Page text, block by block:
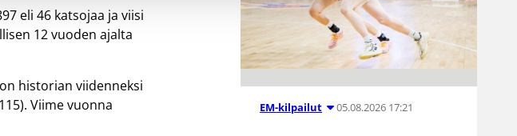
eli 46 katsojaa ja viisi
12 vuoden ajalta
historian viidenneksi
Viime vuonna
EM-kilpailut 05.08.2026 17:21